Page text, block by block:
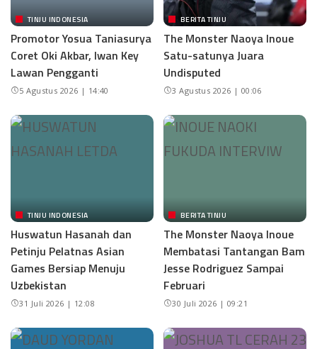
TINJU INDONESIA
Promotor Yosua Taniasurya
Coret Oki Akbar, Iwan Key
Lawan Pengganti
5 Agustus 2026 | 14:40
BERITA TINJU
The Monster Naoya Inoue
Satu-satunya Juara
Undisputed
3 Agustus 2026 | 00:06
TINJU INDONESIA
Huswatun Hasanah dan
Petinju Pelatnas Asian
Games Bersiap Menuju
Uzbekistan
31 Juli 2026 | 12:08
BERITA TINJU
The Monster Naoya Inoue
Membatasi Tantangan Bam
Jesse Rodriguez Sampai
Februari
30 Juli 2026 | 09:21